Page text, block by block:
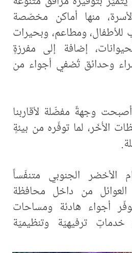
منها أماكن مخصّصة
للأطفال، ومطاعم، وبحيرات
إضافة إلى مفرزةٍ
وحدائق تُضفي أجواء من
وجهةً مفضّلة لأقاربنا
الأُخَر، لما توفّره من بيئةٍ
الأخضر الجنوبي متنفّساً
العوائل من داخل محافظة
أجواء هادئة ومساحات
ترفيهيّة وتنظيميّة